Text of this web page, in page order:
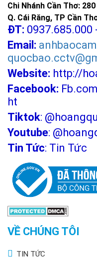
Chi Nhánh Cần Thơ:
Q. Cái Răng, TP Cần
ĐT: 0937.685.000
Email:
Website: http://
Facebook:
ht
Tiktok:
Youtube:
Tin Tức: Tin Tức
VỀ CHÚNG TÔI
TIN TỨC